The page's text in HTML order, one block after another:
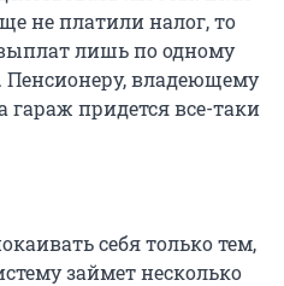
не платили налог, то
лишь по одному
владеющему
гараж придется все-таки
себя только тем,
займет несколько